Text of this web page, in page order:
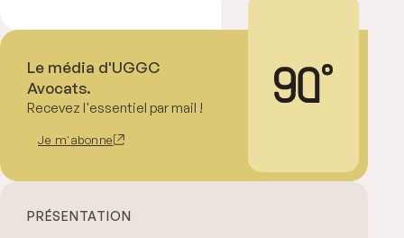
Le média d'UGGC
Avocats.
Recevez l'essentiel par mail !
Je m'abonne
PRÉSENTATION